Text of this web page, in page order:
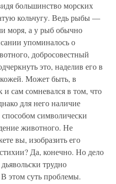
большинство морских
кольчугу. Ведь рыбы —
моря, а у рыб обычно
упоминалось о
добросовестный
это, наделив его в
Может быть, в
и сам сомневался в том, что
для него наличие
символически
животного. Не
вы, изобразить его
Да, конечно. Но дело
трудно
этом суть проблемы.